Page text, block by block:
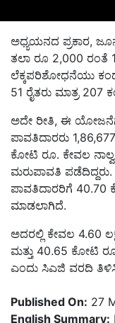
ಅಧ್ಯಯನದ ಪ್ರಕಾರ,
ತಲಾ ರೂ 2,000 ರಂತೆ
ಲೆಕ್ಕಪರಿಶೋಧನೆಯು
51 ರೈತರು ಮಾತ್ರ 207
ಅದೇ ರೀತಿ, ಈ
ಪಾವತಿದಾರರು
ಕೋಟಿ ರೂ. ಕೇವಲ
ಮರುಪಾವತಿ
ಪಾವತಿದಾರರಿಗೆ 40.70
ಮಾಡಲಾಗಿದೆ.
ಅದರಲ್ಲಿ ಕೇವಲ 4.60
ಮತ್ತು 40.65 ಕೋಟಿ
ಎಂದು ಸಿಎಜಿ ವರದಿ
Published On: 27
English Summary: